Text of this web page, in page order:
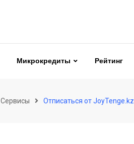
Микрокредиты Рейтинг
Сервисы Отписаться от JoyTenge.kz